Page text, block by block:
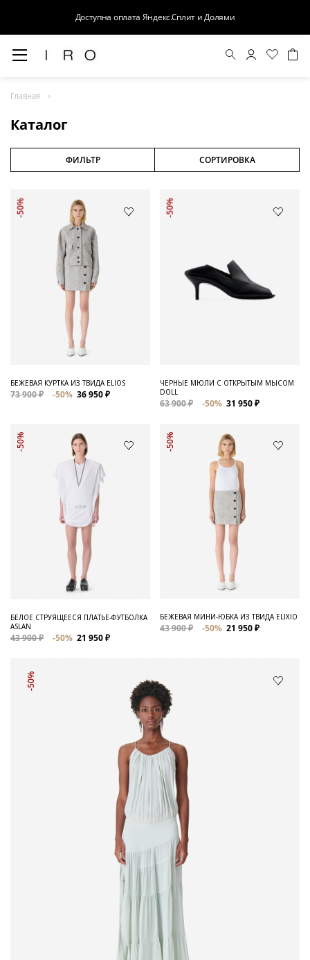
Доступна оплата Яндекс.Сплит и Долями
Главная
Каталог
Распродажа
Для нее
ФИЛЬТР СОРТИРОВКА
-50%
БЕЖЕВАЯ КУРТКА ИЗ ТВИДА ELIOS
73 900 ₽ -50% 36 950 ₽
-50%
ЧЕРНЫЕ МЮЛИ С ОТКРЫТЫМ МЫСОМ
DOLL
63 900 ₽ -50% 31 950 ₽
-50%
БЕЛОЕ СТРУЯЩЕЕСЯ ПЛАТЬЕ-ФУТБОЛКА
ASLAN
43 900 ₽ -50% 21 950 ₽
-50%
БЕЖЕВАЯ МИНИ-ЮБКА ИЗ ТВИДА ELIXIO
43 900 ₽ -50% 21 950 ₽
-50%